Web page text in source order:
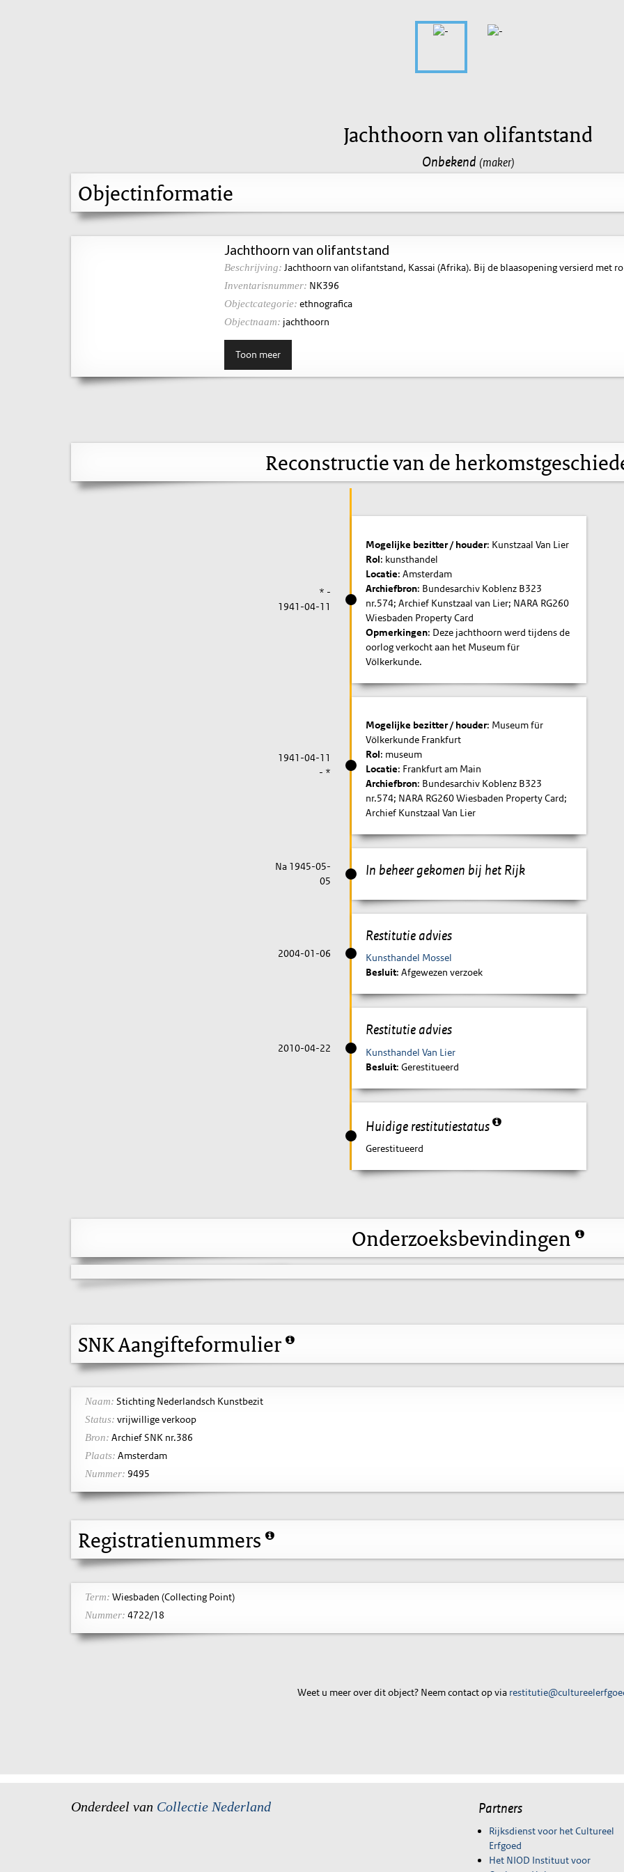
Jachthoorn van olifantstand
Onbekend (maker)
Objectinformatie
Jachthoorn van olifantstand
Beschrijving: Jachthoorn van olifantstand, Kassai (Afrika). Bij de blaasopening versierd met
Inventarisnummer: NK396
Objectcategorie: ethnografica
Objectnaam: jachthoorn
Toon meer
Reconstructie van de
* -
1941-04-11
Mogelijke bezitter / houder: Kunstzaal Van Lier
Rol: kunsthandel
Locatie: Amsterdam
Archiefbron: Bundesarchiv Koblenz B323
nr.574; Archief Kunstzaal van Lier; NARA RG260
Wiesbaden Property Card
Opmerkingen: Deze jachthoorn werd tijdens de
oorlog verkocht aan het Museum für
Völkerkunde.
1941-04-11
- *
Mogelijke bezitter / houder: Museum für
Völkerkunde Frankfurt
Rol: museum
Locatie: Frankfurt am Main
Archiefbron: Bundesarchiv Koblenz B323
nr.574; NARA RG260 Wiesbaden Property Card;
Archief Kunstzaal Van Lier
In beheer gekomen bij het Rijk
Na 1945-05-
05
Restitutie advies
2004-01-06
Kunsthandel Mossel
Besluit: Afgewezen verzoek
Restitutie advies
2010-04-22
Kunsthandel Van Lier
Besluit: Gerestitueerd
Huidige restitutiestatus
Gerestitueerd
Onderzoeksbevindingen
SNK Aangifteformulier
Naam: Stichting Nederlandsch Kunstbezit
Status: vrijwillige verkoop
Bron: Archief SNK nr.386
Plaats: Amsterdam
Nummer: 9495
Registratienummers
Term: Wiesbaden (Collecting Point)
Nummer: 4722/18
Weet u meer over dit object? Neem contact op via
Onderdeel van Collectie Nederland Partners
Rijksdienst voor het Cultureel
Erfgoed
Het NIOD Instituut voor